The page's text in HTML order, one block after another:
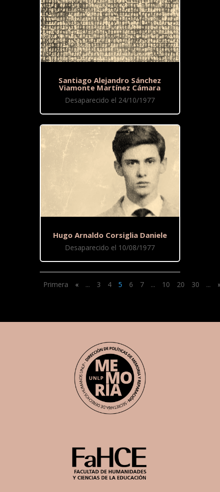
Santiago Alejandro Sánchez
Viamonte Martínez Cámara
Desaparecido el 24/10/1977
Hugo Arnaldo Corsiglia Daniele
Desaparecido el 10/08/1977
Primera « ... 3 4 5 6 7 ... 10 20 30 ...